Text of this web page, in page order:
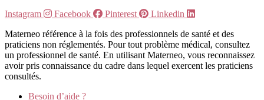
Instagram
Facebook Pinterest
Linkedin
Materneo référence à la fois des professionnels de santé et des
praticiens non réglementés. Pour tout problème médical, consultez
un professionnel de santé. En utilisant Materneo, vous reconnaissez
avoir pris connaissance du cadre dans lequel exercent les praticiens
consultés.
Besoin d’aide ?